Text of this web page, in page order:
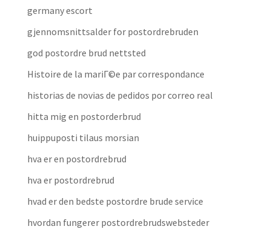
germany escort
gjennomsnittsalder for postordrebruden
god postordre brud nettsted
Histoire de la mariГ©e par correspondance
historias de novias de pedidos por correo real
hitta mig en postorderbrud
huippuposti tilaus morsian
hva er en postordrebrud
hva er postordrebrud
hvad er den bedste postordre brude service
hvordan fungerer postordrebrudswebsteder